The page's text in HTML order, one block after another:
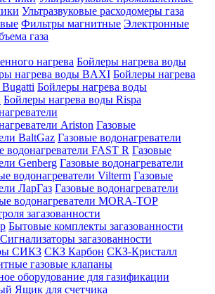
Ультразвуковые расходомеры газа
Фильтры магнитные Электронные
газа
нагрева Бойлеры нагрева воды
нагрева воды BAXI Бойлеры нагрева
Бойлеры нагрева воды
Бойлеры нагрева воды Rispa
Ariston Газовые
BaltGaz Газовые водонагреватели
водонагреватели FAST R Газовые
Genberg Газовые водонагреватели
водонагреватели Vilterm Газовые
ЛарГаз Газовые водонагреватели
водонагреватели MORA-TOP
загазованности
Бытовые комплекты загазованности
Сигнализаторы загазованности
СИКЗ СКЗ Карбон СКЗ-Кристалл
газовые клапаны
оборудование для газификации
Ящик для счетчика